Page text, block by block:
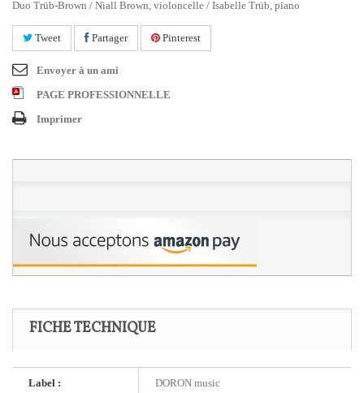
Duo Trüb-Brown / Niall Brown, violoncelle / Isabelle Trüb, piano
Tweet Partager Pinterest
Envoyer à un ami
PAGE PROFESSIONNELLE
Imprimer
FICHE TECHNIQUE
Label : DORON music